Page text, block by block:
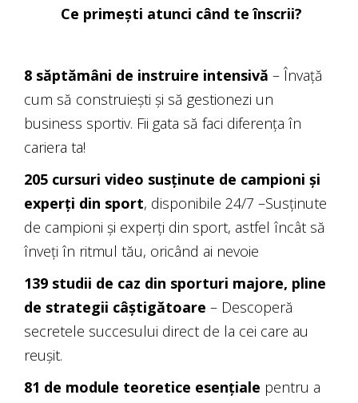
Ce primești atunci când te înscrii?
8 săptămâni de instruire intensivă – Învață
cum să construiești și să gestionezi un
business sportiv. Fii gata să faci diferența în
cariera ta!
205 cursuri video susținute de campioni și
experți din sport, disponibile 24/7 –Susținute
de campioni și experți din sport, astfel încât să
înveți în ritmul tău, oricând ai nevoie
139 studii de caz din sporturi majore, pline
de strategii câștigătoare – Descoperă
secretele succesului direct de la cei care au
reușit.
81 de module teoretice esențiale pentru a